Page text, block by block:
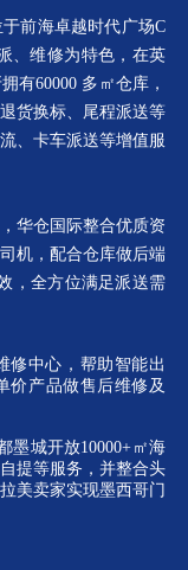
前海卓越时代广场C
、维修为特色，在英
有60000 多㎡仓库，
货换标、尾程派送等
、卡车派送等增值服
华仓国际整合优质资
机，配合仓库做后端
，全方位满足派送需
修中心，帮助智能出
价产品做售后维修及
墨城开放10000+㎡海
提等服务，并整合头
美卖家实现墨西哥门